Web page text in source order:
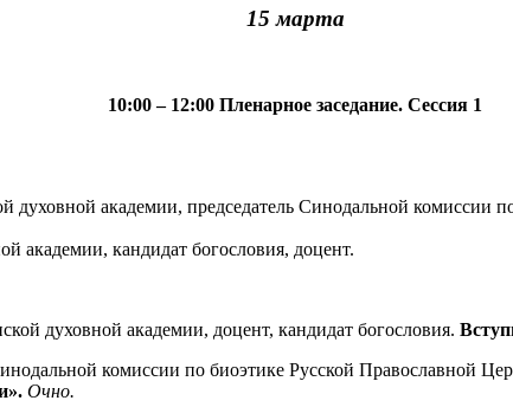
15 марта
10:00 – 12:00 Пленарное заседание. Сессия 1
духовной академии, председатель Синодальной комиссии
академии, кандидат богословия, доцент.
духовной академии, доцент, кандидат богословия.
комиссии по биоэтике Русской Православной
. Очно.